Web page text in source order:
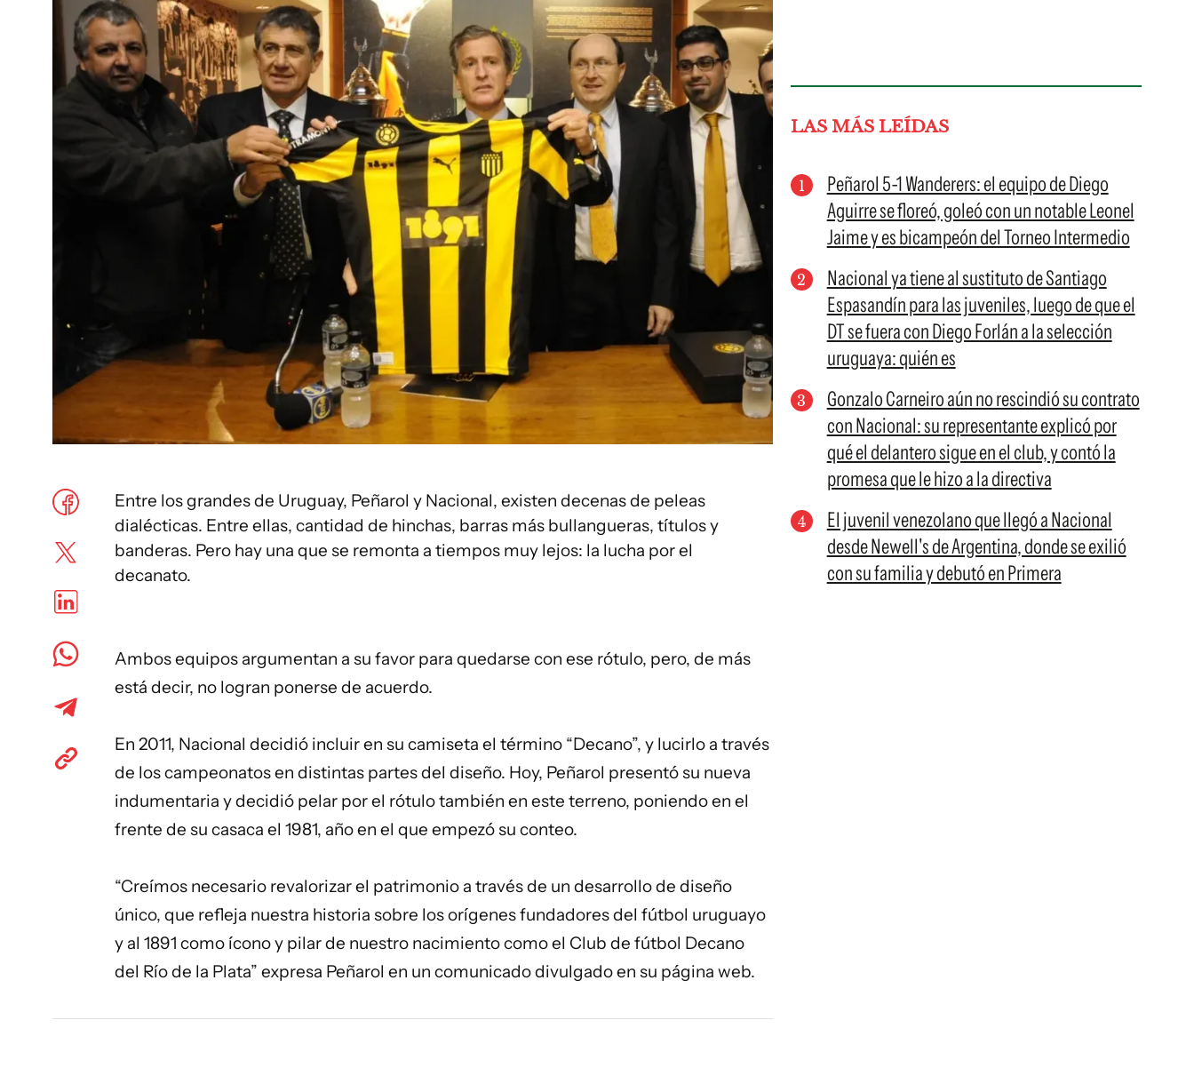
Entre los grandes de Uruguay, Peñarol y Nacional, existen decenas de peleas
dialécticas. Entre ellas, cantidad de hinchas, barras más bullangueras, títulos y
banderas. Pero hay una que se remonta a tiempos muy lejos: la lucha por el
decanato.
Ambos equipos argumentan a su favor para quedarse con ese rótulo, pero, de más
está decir, no logran ponerse de acuerdo.
En 2011, Nacional decidió incluir en su camiseta el término “Decano”, y lucirlo a través
de los campeonatos en distintas partes del diseño. Hoy, Peñarol presentó su nueva
indumentaria y decidió pelar por el rótulo también en este terreno, poniendo en el
frente de su casaca el 1981, año en el que empezó su conteo.
“Creímos necesario revalorizar el patrimonio a través de un desarrollo de diseño
único, que refleja nuestra historia sobre los orígenes fundadores del fútbol uruguayo
y al 1891 como ícono y pilar de nuestro nacimiento como el Club de fútbol Decano
del Río de la Plata” expresa Peñarol en un comunicado divulgado en su página web.
LAS MÁS LEÍDAS
Peñarol 5-1 Wanderers: el equipo de Diego
Aguirre se floreó, goleó con un notable Leonel
Jaime y es bicampeón del Torneo Intermedio
Nacional ya tiene al sustituto de Santiago
Espasandín para las juveniles, luego de que el
DT se fuera con Diego Forlán a la selección
uruguaya: quién es
Gonzalo Carneiro aún no rescindió su contrato
con Nacional: su representante explicó por
qué el delantero sigue en el club, y contó la
promesa que le hizo a la directiva
El juvenil venezolano que llegó a Nacional
desde Newell's de Argentina, donde se exilió
con su familia y debutó en Primera